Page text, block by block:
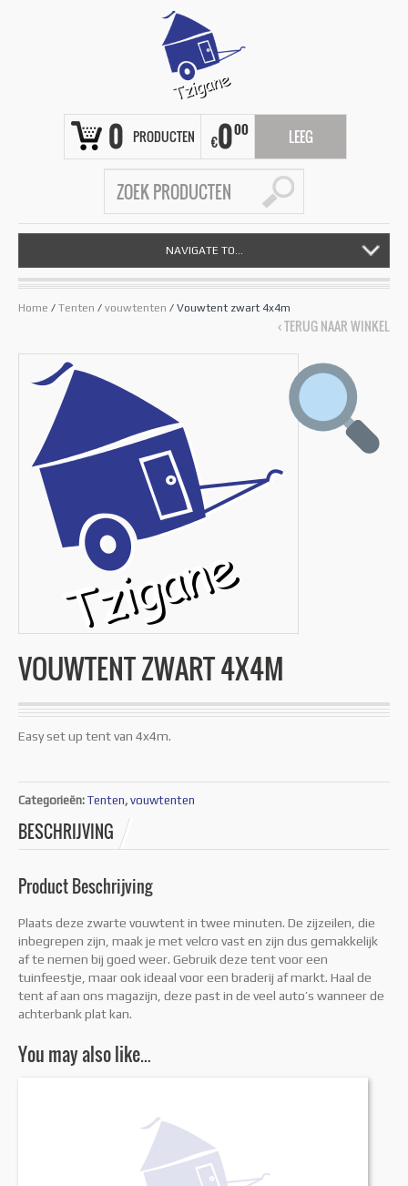
0 PRODUCTEN €000 LEEG
NAVIGATE TO...
Home / Tenten / vouwtenten / Vouwtent zwart 4x4m
‹ TERUG NAAR WINKEL
VOUWTENT ZWART 4X4M
Easy set up tent van 4x4m.
Categorieën: Tenten, vouwtenten
BESCHRIJVING
Product Beschrijving
Plaats deze zwarte vouwtent in twee minuten. De zijzeilen, die
inbegrepen zijn, maak je met velcro vast en zijn dus gemakkelijk
af te nemen bij goed weer. Gebruik deze tent voor een
tuinfeestje, maar ook ideaal voor een braderij af markt. Haal de
tent af aan ons magazijn, deze past in de veel auto’s wanneer de
achterbank plat kan.
You may also like…